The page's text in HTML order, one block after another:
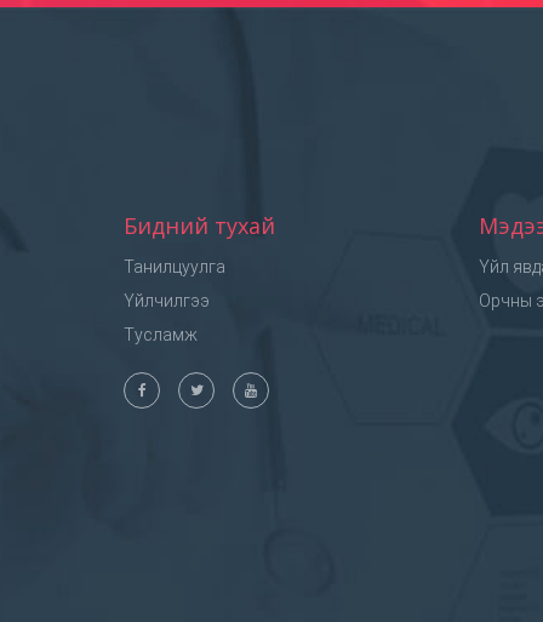
Бидний тухай
Танилцуулга
Үйлчилгээ
Тусламж
Үйл
Орчны